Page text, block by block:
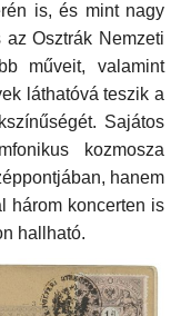
is, és mint nagy
Osztrák Nemzeti
műveit, valamint
láthatóvá teszik a
Sajátos
kozmosza
hanem
három koncerten is
hallható.